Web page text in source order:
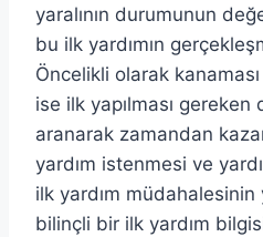
yaralının durumunun
bu ilk yardımın
Öncelikli olarak
ise ilk yapılması gereken
aranarak zamandan
yardım istenmesi ve
ilk yardım müdahalesinin
bilinçli bir ilk yardım